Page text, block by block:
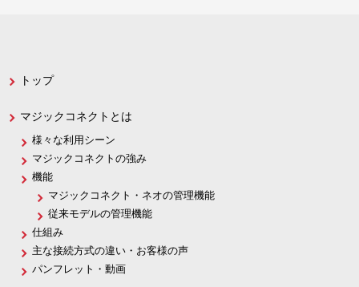
トップ
マジックコネクトとは
様々な利用シーン
マジックコネクトの強み
機能
マジックコネクト・ネオの管理機能
従来モデルの管理機能
仕組み
主な接続方式の違い・お客様の声
パンフレット・動画